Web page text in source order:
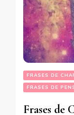
FRASES DE
FRASES DE
Frases de